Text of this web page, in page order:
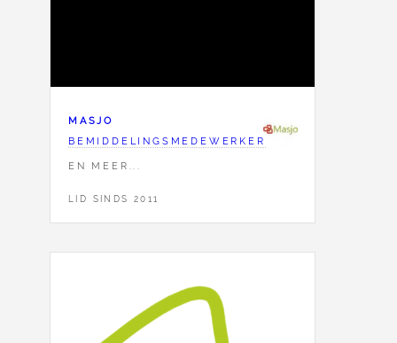
MASJO
BEMIDDELINGSMEDEWERKER
EN MEER...
LID SINDS 2011